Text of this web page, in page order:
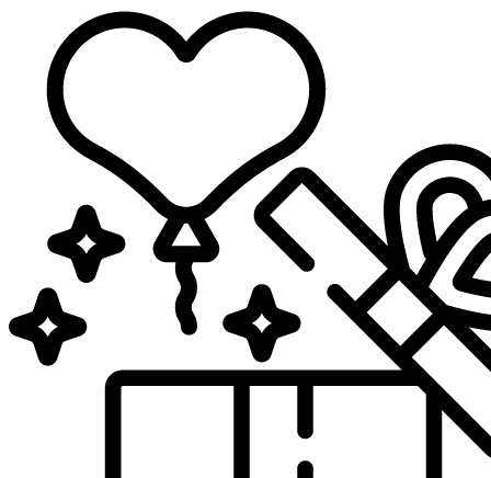
conținut